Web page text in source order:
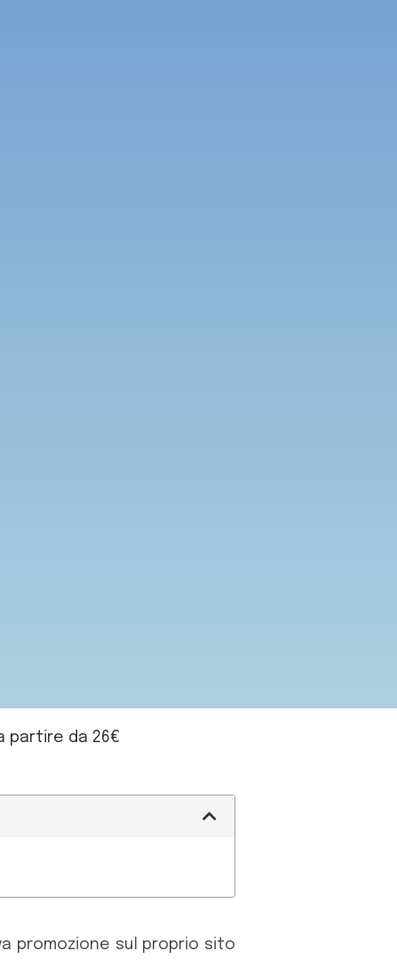
partire da 26€
promozione sul proprio sito